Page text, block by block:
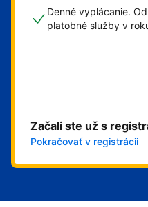
Denné vyplácanie.
platobné služby v
Začali ste už s
Pokračovať v registrácii